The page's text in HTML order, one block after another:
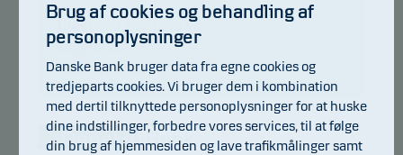
Titel: Chief Portfolio Manager
Baggrund:M.Sc.
Antal års erfaring:26
Brug af cookies og behandling af
personoplysninger
Danske Bank bruger data fra egne cookies og
tredjeparts cookies. Vi bruger dem i kombination
med dertil tilknyttede personoplysninger for at huske
dine indstillinger, forbedre vores services, til at følge
din brug af hjemmesiden og lave trafikmålinger samt